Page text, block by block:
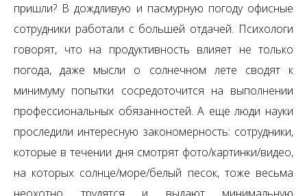
пришли? В дождливую и пасмурную погоду офисные
сотрудники работали с большей отдачей. Психологи
говорят, что на продуктивность влияет не только
погода, даже мысли о солнечном лете сводят к
минимуму попытки сосредоточится на выполнении
профессиональных обязанностей. А еще люди науки
проследили интересную закономерность: сотрудники,
которые в течении дня смотрят фото/картинки/видео,
на которых солнце/море/белый песок, тоже весьма